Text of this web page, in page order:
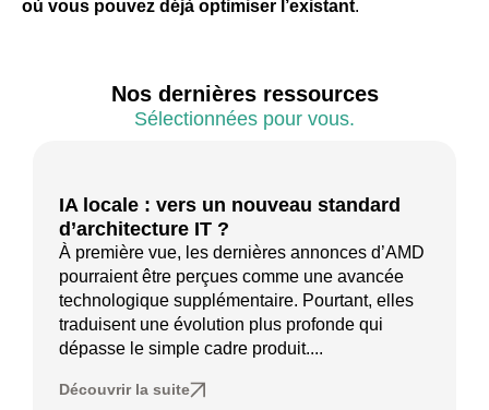
où vous pouvez déjà optimiser l’existant.
Nos dernières ressources
Sélectionnées pour vous.
IA locale : vers un nouveau standard
d’architecture IT ?
À première vue, les dernières annonces d’AMD
pourraient être perçues comme une avancée
technologique supplémentaire. Pourtant, elles
traduisent une évolution plus profonde qui
dépasse le simple cadre produit....
Découvrir la suite